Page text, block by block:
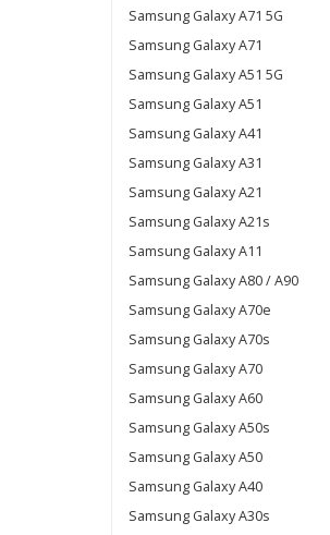
Samsung Galaxy A71 5G
Samsung Galaxy A71
Samsung Galaxy A51 5G
Samsung Galaxy A51
Samsung Galaxy A41
Samsung Galaxy A31
Samsung Galaxy A21
Samsung Galaxy A21s
Samsung Galaxy A11
Samsung Galaxy A80 / A90
Samsung Galaxy A70e
Samsung Galaxy A70s
Samsung Galaxy A70
Samsung Galaxy A60
Samsung Galaxy A50s
Samsung Galaxy A50
Samsung Galaxy A40
Samsung Galaxy A30s